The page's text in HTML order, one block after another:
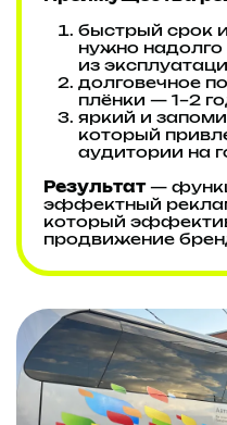
быстрый срок
нужно надолго
из
долговечное
плёнки — 1–2
яркий и
который
аудитории на
Результат—
эффектный
который
продвижение